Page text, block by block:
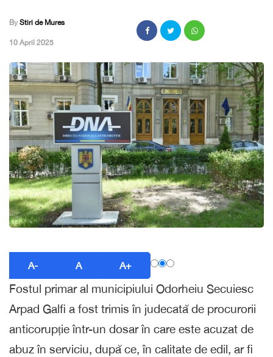
By Stiri de Mures
,10 April 2025
A- A A+
Fostul primar al municipiului Odorheiu Secuiesc
Arpad Galfi a fost trimis în judecată de procurorii
anticorupție într-un dosar în care este acuzat de
abuz în serviciu, după ce, în calitate de edil, ar fi